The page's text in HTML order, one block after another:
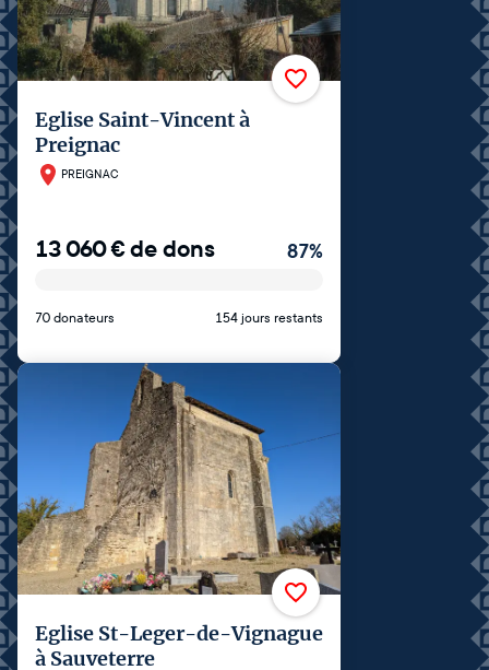
Eglise Saint-Vincent à
Preignac
PREIGNAC
13 060€de dons 87%
70 donateurs 154 jours restants
Eglise St-Leger-de-Vignague
à Sauveterre